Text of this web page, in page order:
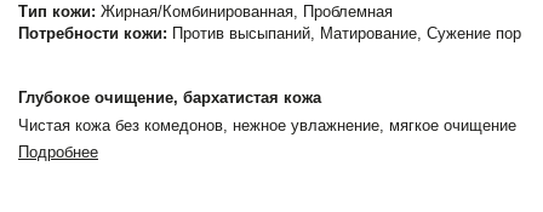
Тип кожи: Жирная/Комбинированная, Проблемная
Потребности кожи: Против высыпаний, Матирование, Сужение пор
Глубокое очищение, бархатистая кожа
Чистая кожа без комедонов, нежное увлажнение, мягкое очищение
Подробнее